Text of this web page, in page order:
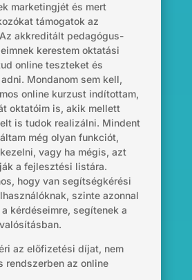
marketingjét és mert
támogatok az
akkreditált pedagógus-
kerestem oktatási
online teszteket és
Mondanom sem kell,
online kurzust indítottam,
oktatóim is, akik mellett
is tudok realizálni. Mindent
még olyan funkciót,
vagy ha mégis, azt
a fejlesztési listára.
hogy van segítségkérési
szinte azonnal
kérdéseimre, segítenek a
az előfizetési díjat, nem
rendszerben az online